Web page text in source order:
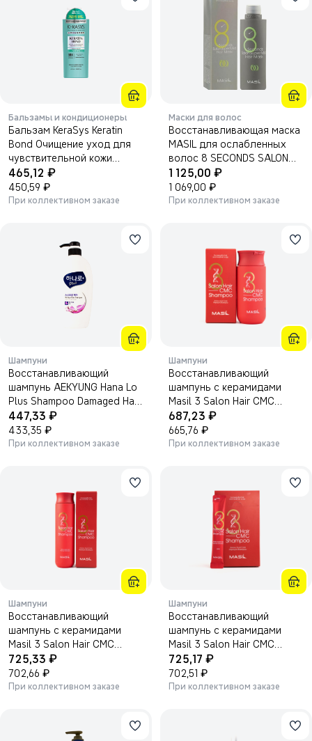
Бальзамы и кондиционеры
Бальзам KeraSys Keratin
Bond Очищение уход для
чувствительной кожи
головы,600 мл.
465,12 ₽
450,59 ₽
При коллективном заказе
Маски для волос
Восстанавливающая маска
MASIL для ослабленных
волос 8 SECONDS SALON
SUPER MILD HAIR MASK
350ml.
1 125,00 ₽
1 069,00 ₽
При коллективном заказе
Шампуни
Восстанавливающий
шампунь AEKYUNG Hana Lo
Plus Shampoo Damaged Hair
Care, для поврежденных
волос, 680мл
447,33 ₽
433,35 ₽
При коллективном заказе
Шампуни
Восстанавливающий
шампунь с керамидами
Masil 3 Salon Hair CMC
Shampoo 150мл.
687,23 ₽
665,76 ₽
При коллективном заказе
Шампуни
Восстанавливающий
шампунь с керамидами
Masil 3 Salon Hair CMC
Shampoo 300мл.
725,33 ₽
702,66 ₽
При коллективном заказе
Шампуни
Восстанавливающий
шампунь с керамидами
Masil 3 Salon Hair CMC
Shampoo 8мл*20шт.
725,17 ₽
702,51 ₽
При коллективном заказе